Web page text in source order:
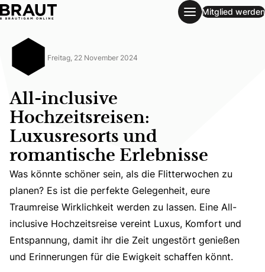
All-inclusive Hochzeitsreisen: Luxusresorts und
Mitglied werden
Freitag, 22 November 2024
All-inclusive
Hochzeitsreisen:
Luxusresorts und
romantische Erlebnisse
Was könnte schöner sein, als die Flitterwochen zu
Was könnte schöner sein, als die Flitterwochen zu
planen? Es ist die perfekte Gelegenheit, eure
Traumreise Wirklichkeit werden zu lassen. Eine All-
inclusive Hochzeitsreise vereint Luxus, Komfort und
Entspannung, damit ihr die Zeit ungestört genießen
und Erinnerungen für die Ewigkeit schaffen könnt.